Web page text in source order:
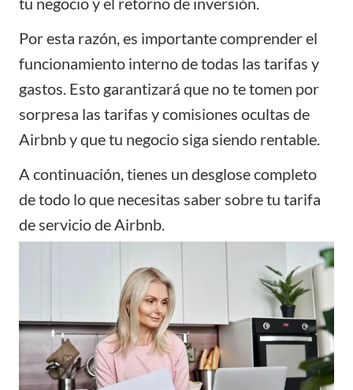
Por esta razón, es importante comprender el
funcionamiento interno de todas las tarifas y
gastos. Esto garantizará que no te tomen por
sorpresa las tarifas y comisiones ocultas de
Airbnb y que tu negocio siga siendo rentable.
A continuación, tienes un desglose completo
de todo lo que necesitas saber sobre tu tarifa
de servicio de Airbnb.